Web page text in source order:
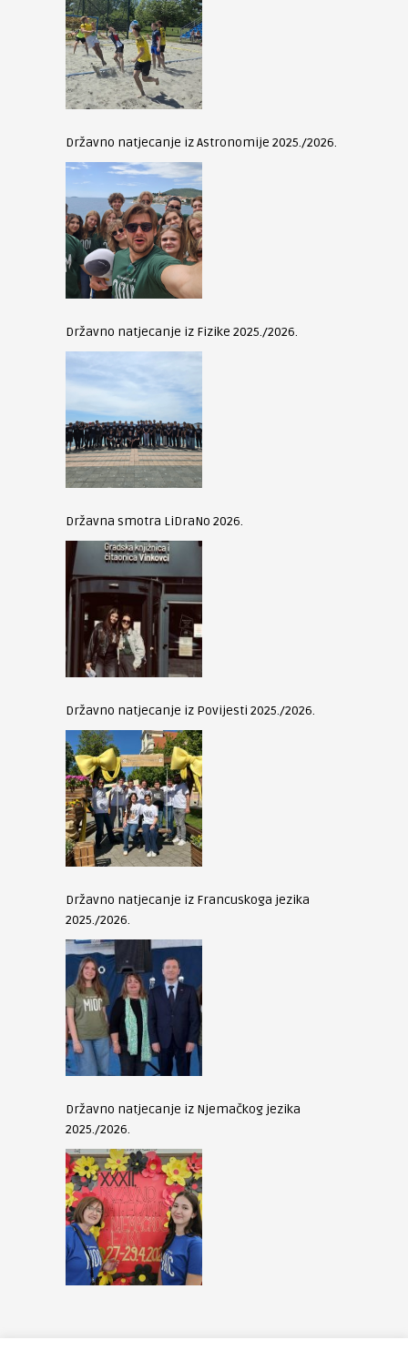
Državno natjecanje iz Astronomije 2025./2026.
Državno natjecanje iz Fizike 2025./2026.
Državna smotra LiDraNo 2026.
Državno natjecanje iz Povijesti 2025./2026.
Državno natjecanje iz Francuskoga jezika
2025./2026.
Državno natjecanje iz Njemačkog jezika
2025./2026.